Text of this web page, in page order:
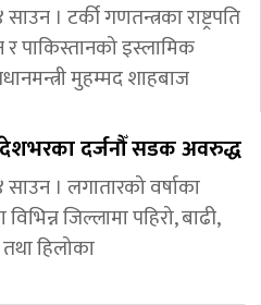
। टर्की गणतन्त्रका राष्ट्रपति
र पाकिस्तानको इस्लामिक
मुहम्मद शाहबाज
दर्जनौँ सडक अवरुद्ध
। लगातारको वर्षाका
जिल्लामा पहिरो, बाढी,
हिलोका